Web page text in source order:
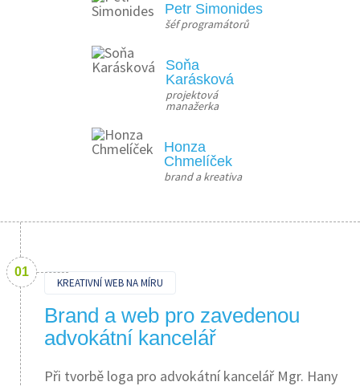
Petr Simonides
šéf programátorů
Soňa
Karásková
projektová
manažerka
Honza
Chmelíček
brand a kreativa
KREATIVNÍ WEB NA MÍRU
Brand a web pro zavedenou
advokátní kancelář
Při tvorbě loga pro advokátní kancelář Mgr. Hany